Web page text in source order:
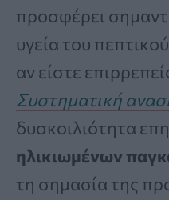
προσφέρει
υγεία του
αν είστε
Συστηματική
δυσκοιλιότητα
ηλικιωμένων
τη σημασία της